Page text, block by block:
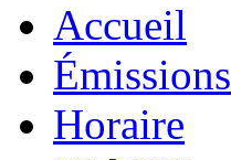
Accueil
Émissions
Horaire